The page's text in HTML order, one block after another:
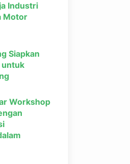
Industri
Motor
Siapkan
untuk
Workshop